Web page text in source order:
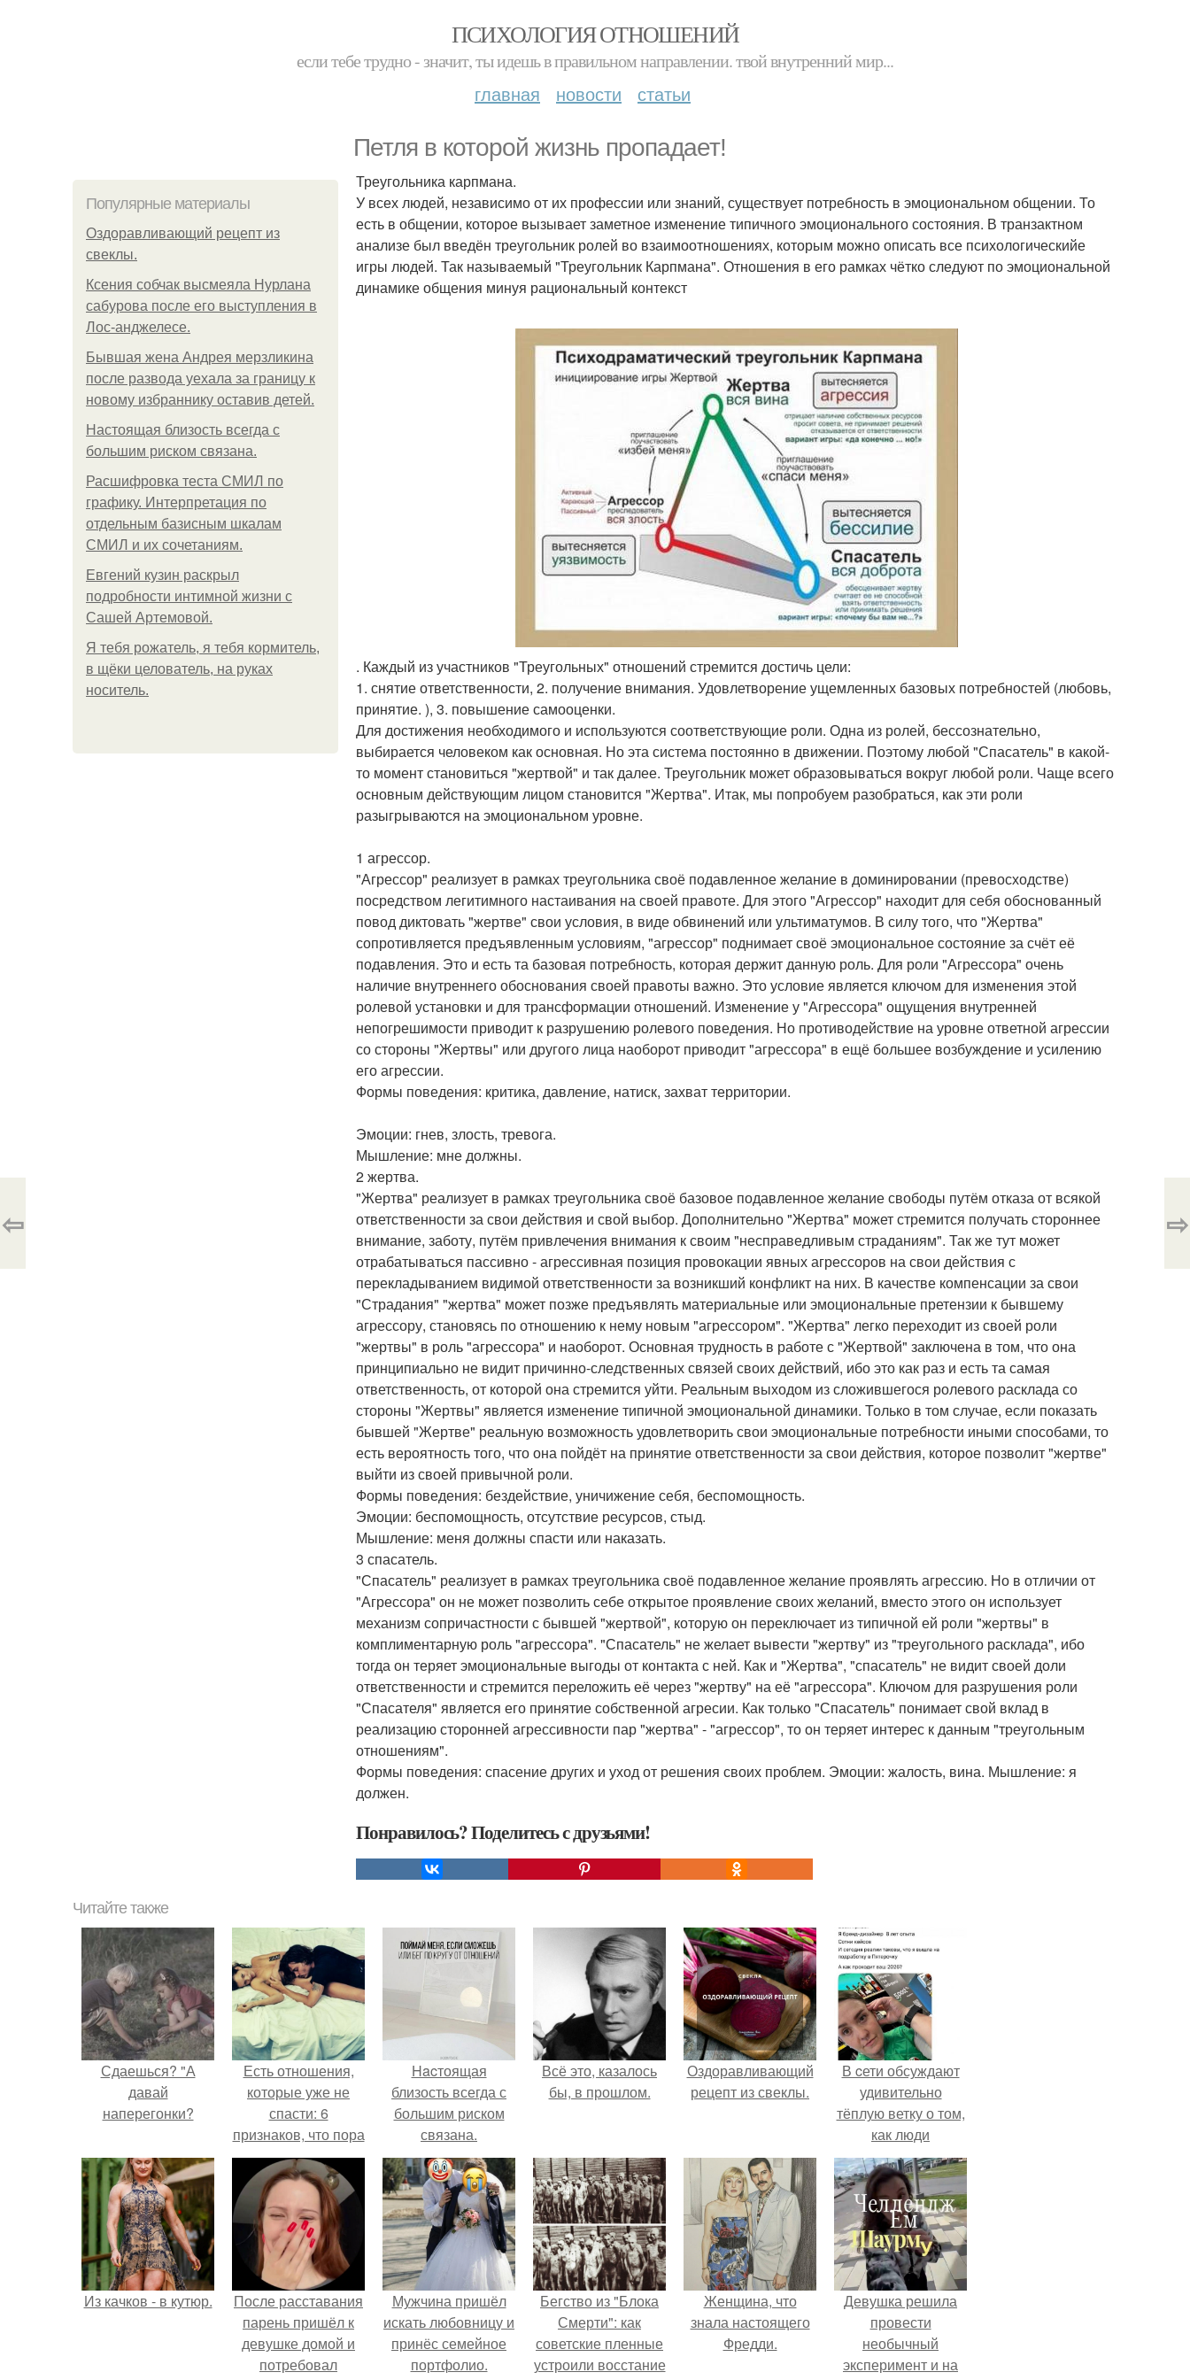
ПСИХОЛОГИЯ ОТНОШЕНИЙ
если тебе трудно - значит, ты идешь в правильном направлении. твой внутренний мир...
главная новости статьи
Петля в которой жизнь пропадает!
Популярные материалы
Оздоравливающий рецепт из
свеклы.
Ксения собчак высмеяла Нурлана
сабурова после его выступления в
Лос-анджелесе.
Бывшая жена Андрея мерзликина
после развода уехала за границу к
новому избраннику оставив детей.
Hacтоящая близость всегда с
большим риском связана.
Расшифровка теста СМИЛ по
графику. Интерпретация по
отдельным базисным шкалам
СМИЛ и их сочетаниям.
Евгений кузин раскрыл
подробности интимной жизни с
Сашей Артемовой.
Я тебя рожатель, я тебя кормитель,
в щёки целователь, на руках
носитель.
Треугольника карпмана.
У всех людей, независимо от их профессии или знаний, существует потребность в эмоциональном общении. То
есть в общении, которое вызывает заметное изменение типичного эмоционального состояния. В транзактном
анализе был введён треугольник ролей во взаимоотношениях, которым можно описать все психологическийе
игры людей. Так называемый "Треугольник Карпмана". Отношения в его рамках чётко следуют по эмоциональной
динамике общения минуя рациональный контекст
. Каждый из участников "Треугольных" отношений стремится достичь цели:
1. снятие ответственности, 2. получение внимания. Удовлетворение ущемленных базовых потребностей (любовь,
принятие. ), 3. повышение самооценки.
Для достижения необходимого и используются соответствующие роли. Одна из ролей, бессознательно,
выбирается человеком как основная. Но эта система постоянно в движении. Поэтому любой "Спасатель" в какой-
то момент становиться "жертвой" и так далее. Треугольник может образовываться вокруг любой роли. Чаще всего
основным действующим лицом становится "Жертва". Итак, мы попробуем разобраться, как эти роли
разыгрываются на эмоциональном уровне.
1 агрессор.
"Агрессор" реализует в рамках треугольника своё подавленное желание в доминировании (превосходстве)
посредством легитимного настаивания на своей правоте. Для этого "Агрессор" находит для себя обоснованный
повод диктовать "жертве" свои условия, в виде обвинений или ультиматумов. В силу того, что "Жертва"
сопротивляется предъявленным условиям, "агрессор" поднимает своё эмоциональное состояние за счёт её
подавления. Это и есть та базовая потребность, которая держит данную роль. Для роли "Агрессора" очень
наличие внутреннего обоснования своей правоты важно. Это условие является ключом для изменения этой
ролевой установки и для трансформации отношений. Изменение у "Агрессора" ощущения внутренней
непогрешимости приводит к разрушению ролевого поведения. Но противодействие на уровне ответной агрессии
со стороны "Жертвы" или другого лица наоборот приводит "агрессора" в ещё большее возбуждение и усилению
его агрессии.
Формы поведения: критика, давление, натиск, захват территории.
Эмоции: гнев, злость, тревога.
Мышление: мне должны.
2 жертва.
"Жертва" реализует в рамках треугольника своё базовое подавленное желание свободы путём отказа от всякой
ответственности за свои действия и свой выбор. Дополнительно "Жертва" может стремится получать стороннее
внимание, заботу, путём привлечения внимания к своим "несправедливым страданиям". Так же тут может
отрабатываться пассивно - агрессивная позиция провокации явных агрессоров на свои действия с
перекладыванием видимой ответственности за возникший конфликт на них. В качестве компенсации за свои
"Страдания" "жертва" может позже предъявлять материальные или эмоциональные претензии к бывшему
агрессору, становясь по отношению к нему новым "агрессором". "Жертва" легко переходит из своей роли
"жертвы" в роль "агрессора" и наоборот. Основная трудность в работе с "Жертвой" заключена в том, что она
принципиально не видит причинно-следственных связей своих действий, ибо это как раз и есть та самая
ответственность, от которой она стремится уйти. Реальным выходом из сложившегося ролевого расклада со
стороны "Жертвы" является изменение типичной эмоциональной динамики. Только в том случае, если показать
бывшей "Жертве" реальную возможность удовлетворить свои эмоциональные потребности иными способами, то
есть вероятность того, что она пойдёт на принятие ответственности за свои действия, которое позволит "жертве"
выйти из своей привычной роли.
Формы поведения: бездействие, уничижение себя, беспомощность.
Эмоции: беспомощность, отсутствие ресурсов, стыд.
Мышление: меня должны спасти или наказать.
3 спасатель.
"Спасатель" реализует в рамках треугольника своё подавленное желание проявлять агрессию. Но в отличии от
"Агрессора" он не может позволить себе открытое проявление своих желаний, вместо этого он использует
механизм сопричастности с бывшей "жертвой", которую он переключает из типичной ей роли "жертвы" в
комплиментарную роль "агрессора". "Спасатель" не желает вывести "жертву" из "треугольного расклада", ибо
тогда он теряет эмоциональные выгоды от контакта с ней. Как и "Жертва", "спасатель" не видит своей доли
ответственности и стремится переложить её через "жертву" на её "агрессора". Ключом для разрушения роли
"Спасателя" является его принятие собственной агресии. Как только "Спасатель" понимает свой вклад в
реализацию сторонней агрессивности пар "жертва" - "агрессор", то он теряет интерес к данным "треугольным
отношениям".
Формы поведения: спасение других и уход от решения своих проблем. Эмоции: жалость, вина. Мышление: я
должен.
Понравилось? Поделитесь с друзьями!
⇦ ⇨
Читайте также
Сдаешься? "А
давай
наперегонки?
Есть отношения,
которые уже не
спасти: 6
признаков, что пора
перестать
бороться.
Hacтоящая
близость всегда с
большим риском
связана.
Всё это, казалось
бы, в прошлом.
Оздоравливающий
рецепт из свеклы.
В cети обсуждают
удивительно
тёплую ветку о том,
как люди
адаптируются к
новым реалиям.
Из качков - в кутюр.
После расставания
парень пришёл к
девушке домой и
потребовал
Мужчина пришёл
искать любовницу и
принёс семейное
портфолио.
Бегство из "Блока
Смерти": как
советские пленные
устроили восстание
Женщина, что
знала настоящего
Фредди.
Девушка решила
провести
необычный
эксперимент и на